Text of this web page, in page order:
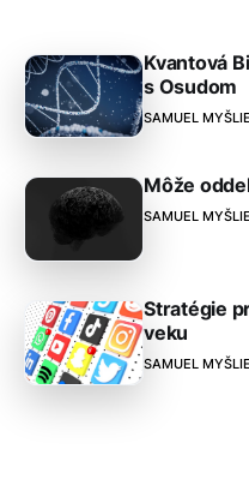
Kvantová
s Osudom
SAMUEL
Môže
SAMUEL
Stratégie
veku
SAMUEL